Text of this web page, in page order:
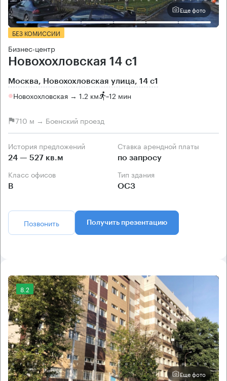
Еще фото
БЕЗ КОМИССИИ
Бизнес-центр
Новохохловская 14 с1
Москва, Новохохловская улица, 14 с1
Новохохловская → 1.2 км ~12 мин
710 м → Боенский проезд
История предложений
24 — 527 кв.м
Ставка арендной платы
по запросу
Класс офисов
B
Тип здания
ОСЗ
Позвонить Получить презентацию
8.2
Еще фото